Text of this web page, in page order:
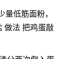
量低筋面粉，
做法 把鸡蛋敲